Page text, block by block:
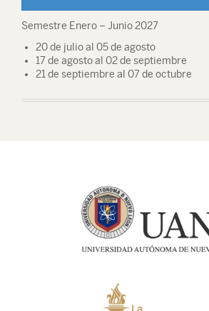
Semestre Enero – Junio 2027
20 de julio al 05 de agosto
17 de agosto al 02 de septiembre
21 de septiembre al 07 de octubre